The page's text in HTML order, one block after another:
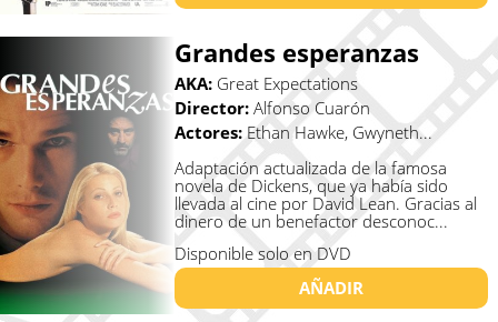
Grandes esperanzas
AKA: Great Expectations
Director: Alfonso Cuarón
Actores: Ethan Hawke, Gwyneth...
Adaptación actualizada de la famosa
novela de Dickens, que ya había sido
llevada al cine por David Lean. Gracias al
dinero de un benefactor desconoc...
Disponible solo en DVD
AÑADIR